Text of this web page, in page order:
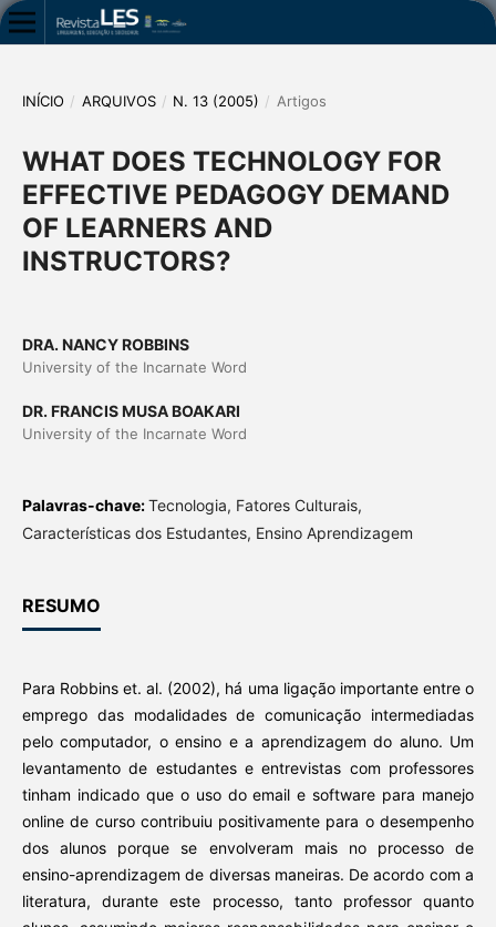
INÍCIO / ARQUIVOS / N. 13 (2005) / Artigos
WHAT DOES TECHNOLOGY FOR
EFFECTIVE PEDAGOGY DEMAND
OF LEARNERS AND
INSTRUCTORS?
DRA. NANCY ROBBINS
University of the Incarnate Word
DR. FRANCIS MUSA BOAKARI
University of the Incarnate Word
Palavras-chave:Tecnologia, Fatores Culturais,
Características dos Estudantes, Ensino Aprendizagem
RESUMO
Para Robbins et. al. (2002), há uma ligação importante entre o
emprego das modalidades de comunicação intermediadas
pelo computador, o ensino e a aprendizagem do aluno. Um
levantamento de estudantes e entrevistas com professores
tinham indicado que o uso do email e software para manejo
online de curso contribuiu positivamente para o desempenho
dos alunos porque se envolveram mais no processo de
ensino-aprendizagem de diversas maneiras. De acordo com a
literatura, durante este processo, tanto professor quanto